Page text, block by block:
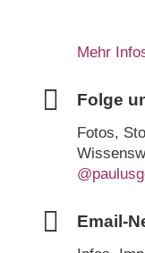
Mehr
Folge
Fotos,
Email-